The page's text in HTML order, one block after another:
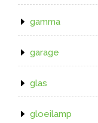
gamma
garage
glas
gloeilamp